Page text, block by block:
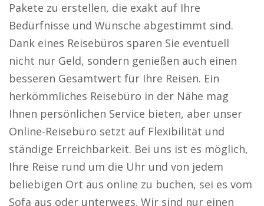
Pakete zu erstellen, die exakt auf Ihre
Bedürfnisse und Wünsche abgestimmt sind.
Dank eines Reisebüros sparen Sie eventuell
nicht nur Geld, sondern genießen auch einen
besseren Gesamtwert für Ihre Reisen. Ein
herkömmliches Reisebüro in der Nähe mag
Ihnen persönlichen Service bieten, aber unser
Online-Reisebüro setzt auf Flexibilität und
ständige Erreichbarkeit. Bei uns ist es möglich,
Ihre Reise rund um die Uhr und von jedem
beliebigen Ort aus online zu buchen, sei es vom
Sofa aus oder unterwegs. Wir sind nur einen